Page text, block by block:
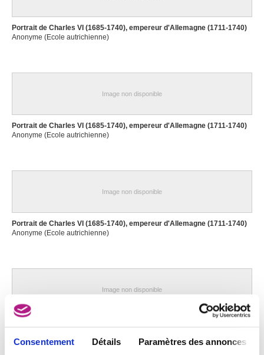
Consentement Détails Paramètres des annonces
Portrait de Charles VI (1685-1740), empereur d'Allemagne (1711-1740)
Anonyme (Ecole autrichienne)
Image non disponible
Portrait de Charles VI (1685-1740), empereur d'Allemagne (1711-1740)
Anonyme (Ecole autrichienne)
Image non disponible
Portrait de Charles VI (1685-1740), empereur d'Allemagne (1711-1740)
Anonyme (Ecole autrichienne)
Image non disponible
Anonyme (Ecole des Pays-Bas méridionaux ?)